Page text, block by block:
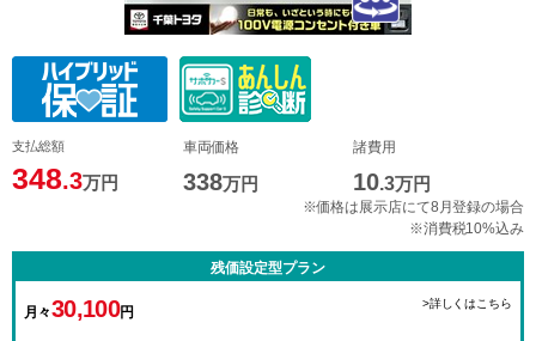
支払総額
348.3万円
車両価格
338万円
諸費用
10.3万円
※価格は展示店にて8月登録の場合
※消費税10%込み
残価設定型プラン
月々30,100円
>詳しくはこちら